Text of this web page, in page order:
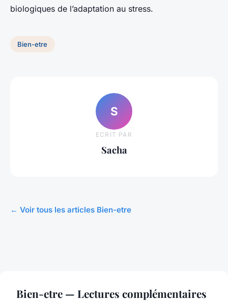
biologiques de l’adaptation au stress.
Bien-etre
S
ECRIT PAR
Sacha
← Voir tous les articles Bien-etre
Bien-etre — Lectures complémentaires